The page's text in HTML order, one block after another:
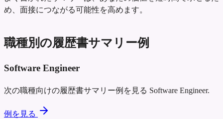
め、面接につながる可能性を高めます。
職種別の履歴書サマリー例
Software Engineer
次の職種向けの履歴書サマリー例を見る Software Engineer.
例を見る